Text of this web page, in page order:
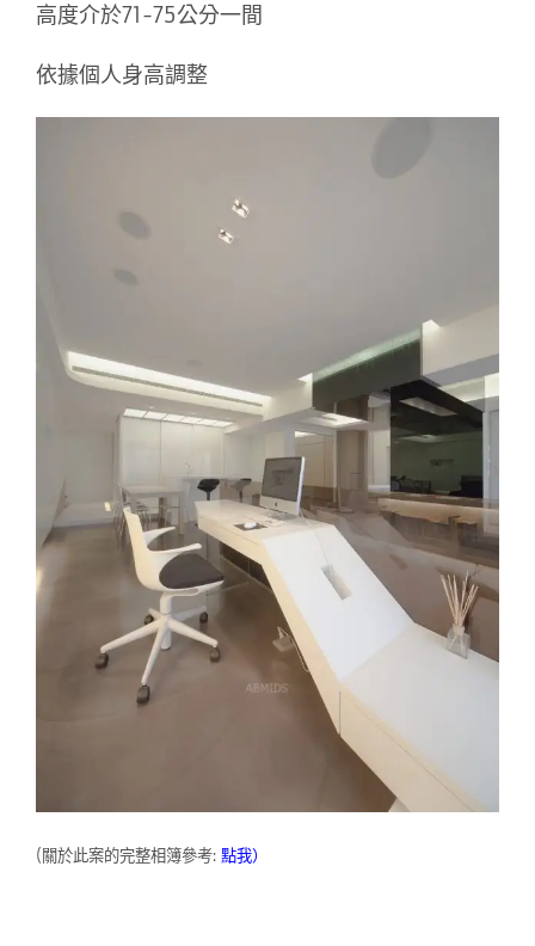
高度介於71-75公分一間
依據個人身高調整
(關於此案的完整相簿參考: 點我）